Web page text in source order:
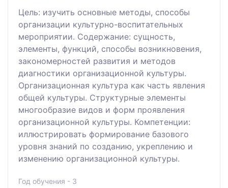
Цель: изучить основные методы, способы
организации культурно-воспитательных
мероприятии. Содержание: сущность,
элементы, функций, способы возникновения,
закономерностей развития и методов
диагностики организационной культуры.
Организационная культура как часть явления
общей культуры. Структурные элементы
многообразие видов и форм проявления
организационной культуры. Компетенции:
иллюстрировать формирование базового
уровня знаний по созданию, укреплению и
изменению организационной культуры.
Год обучения - 3